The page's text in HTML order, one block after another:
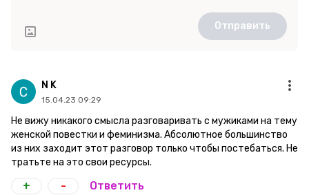
Отправить
N K
15.04.23 09:29
Не вижу никакого смысла разговаривать с мужиками на тему
женской повестки и феминизма. Абсолютное большинство
из них заходит этот разговор только чтобы постебаться. Не
тратьте на это свои ресурсы.
+ - Ответить